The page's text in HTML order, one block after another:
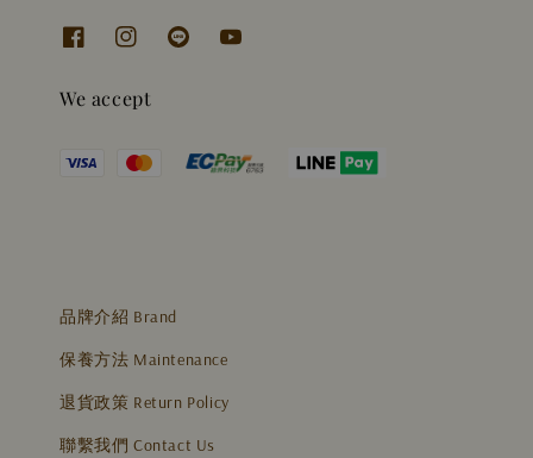
We accept
品牌介紹 Brand
保養方法 Maintenance
退貨政策 Return Policy
聯繫我們 Contact Us